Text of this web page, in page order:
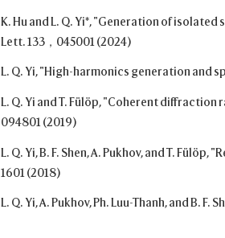
K. Hu and L. Q. Yi*, "Generation of
Lett. 133，045001 (2024)
L. Q. Yi, "High-harmonics generation and
L. Q. Yi and T. Fülöp, "Coherent
094801 (2019)
L. Q. Yi, B. F. Shen, A. Pukhov, and T.
1601 (2018)
L. Q. Yi, A. Pukhov, Ph. Luu-Thanh, and B.